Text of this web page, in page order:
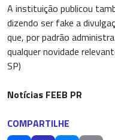
A instituição publicou
dizendo ser fake a
que, por padrão
qualquer novidade
SP)
Notícias FEEB PR
COMPARTILHE